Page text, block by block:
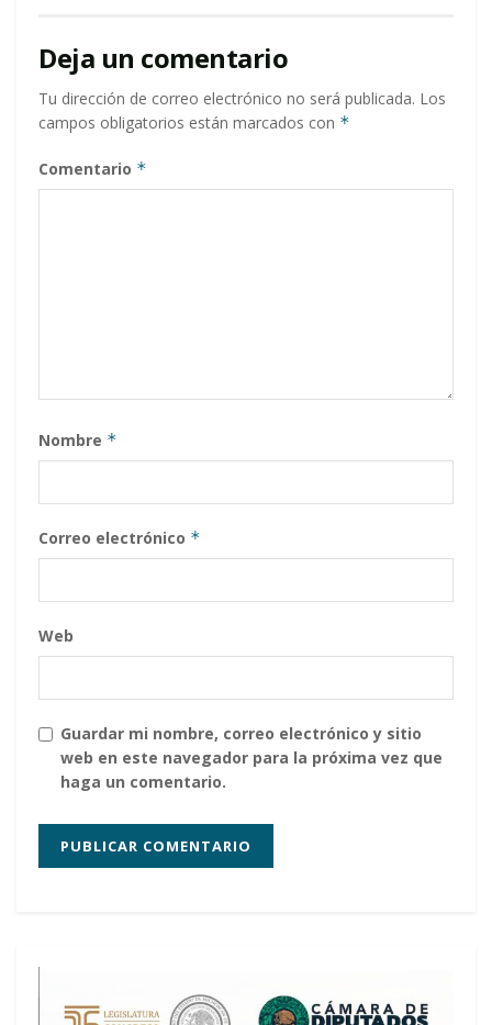
Deja un comentario
Tu dirección de correo electrónico no será publicada. Los
campos obligatorios están marcados con *
Comentario *
Nombre *
Correo electrónico *
Web
Guardar mi nombre, correo electrónico y sitio
web en este navegador para la próxima vez que
haga un comentario.